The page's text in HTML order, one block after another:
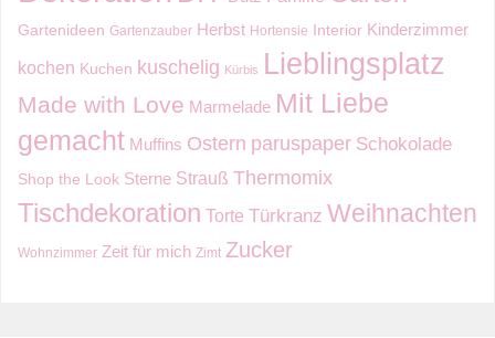
Gartenideen Gartenzauber Herbst Hortensie Interior Kinderzimmer
kochen Kuchen kuschelig Kürbis Lieblingsplatz
Made with Love Marmelade Mit Liebe
gemacht Muffins Ostern paruspaper Schokolade
Shop the Look Sterne Strauß Thermomix
Tischdekoration Torte Türkranz Weihnachten
Wohnzimmer Zeit für mich Zimt Zucker